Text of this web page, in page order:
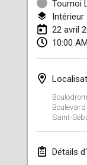
Tournoi
Intérieur
22 avril
10:00 AM
Saint-
Détails
28
29
février 2023
4